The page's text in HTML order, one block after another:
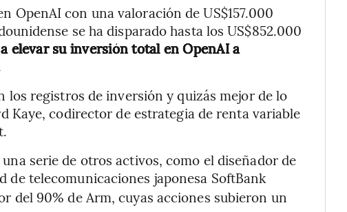
OpenAI con una valoración de US$157.000
se ha disparado hasta los US$852.000
elevar su inversión total en OpenAI a
los registros de inversión y quizás mejor de lo
Kaye, codirector de estrategia de renta variable
serie de otros activos, como el diseñador de
de telecomunicaciones japonesa SoftBank
del 90% de Arm, cuyas acciones subieron un